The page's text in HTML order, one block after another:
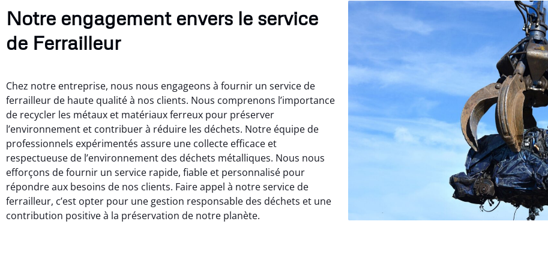
Notre engagement envers le service
de Ferrailleur
Chez notre entreprise, nous nous engageons à fournir un service de
ferrailleur de haute qualité à nos clients. Nous comprenons l’importance
de recycler les métaux et matériaux ferreux pour préserver
l’environnement et contribuer à réduire les déchets. Notre équipe de
professionnels expérimentés assure une collecte efficace et
respectueuse de l’environnement des déchets métalliques. Nous nous
efforçons de fournir un service rapide, fiable et personnalisé pour
répondre aux besoins de nos clients. Faire appel à notre service de
ferrailleur, c’est opter pour une gestion responsable des déchets et une
contribution positive à la préservation de notre planète.